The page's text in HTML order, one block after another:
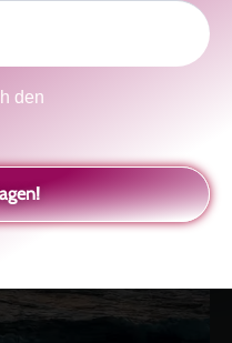
Kindheit, Potenzial entfalten,
Key
den